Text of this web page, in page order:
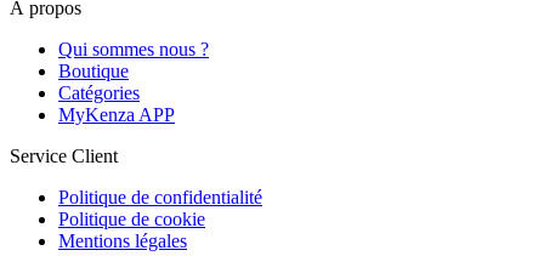
À propos
Qui sommes nous ?
Boutique
Catégories
MyKenza APP
Service Client
Politique de confidentialité
Politique de cookie
Mentions légales